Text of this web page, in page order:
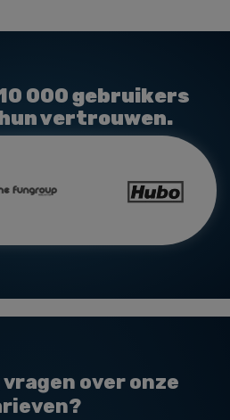
000gebruikers
vertrouwen.
over onze